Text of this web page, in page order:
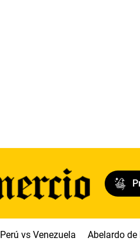
Perú vs Venezuela Abelardo de